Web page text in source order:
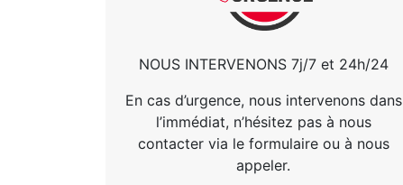
NOUS INTERVENONS 7j/7 et 24h/24
En cas d’urgence, nous intervenons dans
l’immédiat, n’hésitez pas à nous
contacter via le formulaire ou à nous
appeler.